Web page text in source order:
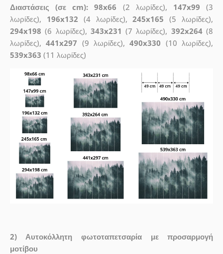
Διαστάσεις (σε cm): 98x66 (2 λωρίδες), 147x99 (3
λωρίδες), 196x132 (4 λωρίδες),245x165 (5 λωρίδες),
294x198 (6 λωρίδες), 343x231 (7 λωρίδες), 392x264(8
λωρίδες),441x297 (9 λωρίδες),490x330 (10 λωρίδες),
539x363 (11 λωρίδες)
2) Αυτοκόλλητη φωτοταπετσαρία με προσαρμογή
μοτίβου